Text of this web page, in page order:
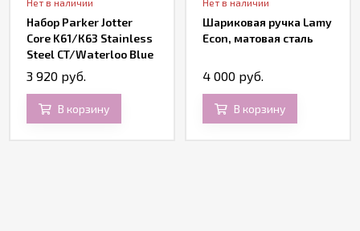
Нет в наличии
Набор Parker Jotter
Core K61/К63 Stainless
Steel CT/Waterloo Blue
CT, подарочная
коробка
3 920 руб.
В корзину
Нет в наличии
Шариковая ручка Lamy
Econ, матовая сталь
4 000 руб.
В корзину